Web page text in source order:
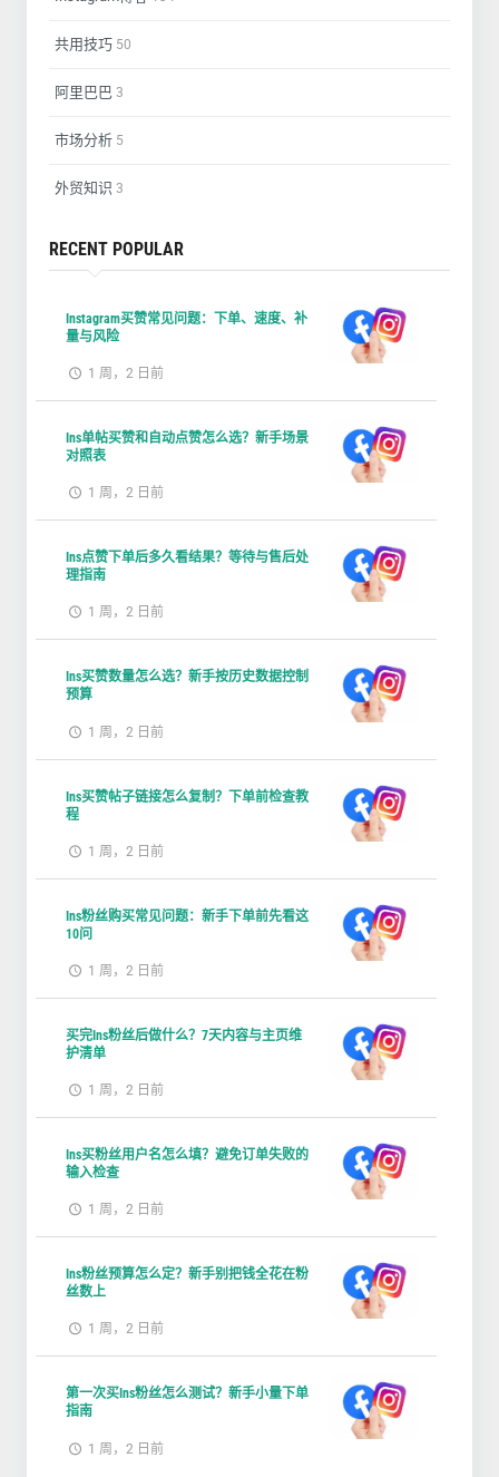
共用技巧 50
阿里巴巴 3
市场分析 5
外贸知识 3
RECENT POPULAR
Instagram买赞常见问题：下单、速度、补
量与风险
1 周，2 日前
Ins单帖买赞和自动点赞怎么选？新手场景
对照表
1 周，2 日前
Ins点赞下单后多久看结果？等待与售后处
理指南
1 周，2 日前
Ins买赞数量怎么选？新手按历史数据控制
预算
1 周，2 日前
Ins买赞帖子链接怎么复制？下单前检查教
程
1 周，2 日前
Ins粉丝购买常见问题：新手下单前先看这
10问
1 周，2 日前
买完Ins粉丝后做什么？7天内容与主页维
护清单
1 周，2 日前
Ins买粉丝用户名怎么填？避免订单失败的
输入检查
1 周，2 日前
Ins粉丝预算怎么定？新手别把钱全花在粉
丝数上
1 周，2 日前
第一次买Ins粉丝怎么测试？新手小量下单
指南
1 周，2 日前